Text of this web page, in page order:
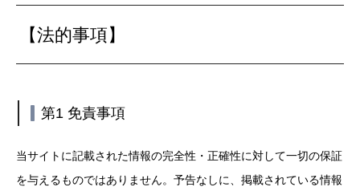
【法的事項】
第1 免責事項
当サイトに記載された情報の完全性・正確性に対して一切の保証
を与えるものではありません。予告なしに、掲載されている情報